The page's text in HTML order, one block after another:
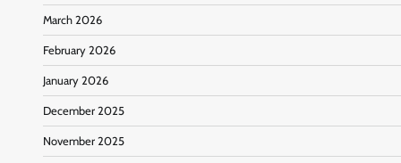
March 2026
February 2026
January 2026
December 2025
November 2025